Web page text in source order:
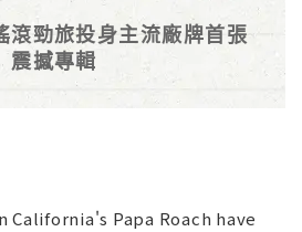
滾勁旅投身主流廠牌首張
震撼專輯
Papa Roach have